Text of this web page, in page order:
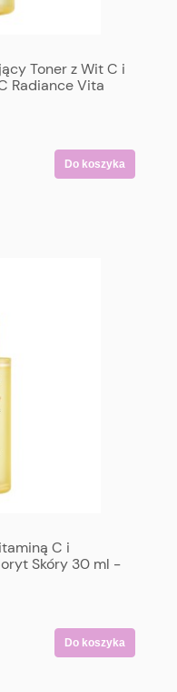
Toner z Wit C i
Radiance Vita
Do koszyka
C i
Skóry 30 ml -
Do koszyka